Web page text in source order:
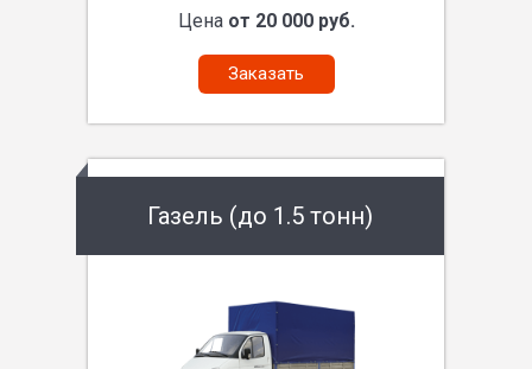
Цена от 20 000 руб.
Заказать
Газель (до 1.5 тонн)